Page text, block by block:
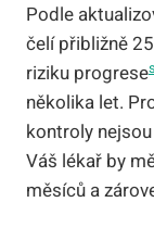
Podle
čelí přibližně
riziku progrese
několika let.
kontroly
Váš lékař by
měsíců a